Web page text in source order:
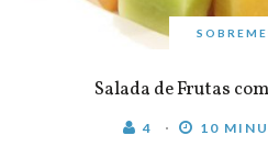
Salada de Frutas
4 10